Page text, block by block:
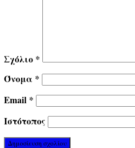
Σχόλιο *
Όνομα *
Email *
Ιστότοπος